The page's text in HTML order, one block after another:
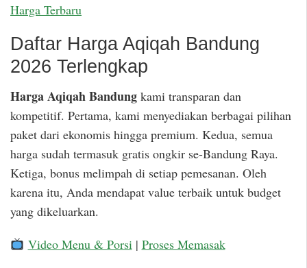
Harga Terbaru
Daftar Harga Aqiqah Bandung
2026 Terlengkap
Harga Aqiqah Bandung kami transparan dan
kompetitif. Pertama, kami menyediakan berbagai pilihan
paket dari ekonomis hingga premium. Kedua, semua
harga sudah termasuk gratis ongkir se-Bandung Raya.
Ketiga, bonus melimpah di setiap pemesanan. Oleh
karena itu, Anda mendapat value terbaik untuk budget
yang dikeluarkan.
Video Menu & Porsi| Proses Memasak